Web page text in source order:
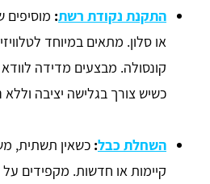
התקנת נקודת רשת:
או סלון. מתאים במיוחד
קונסולה. מבצעים מדידה
כשיש צורך בגלישה יציבה וללא
השחלת כבל: כשאין תשתית,
קיימות או חדשות. מקפידים